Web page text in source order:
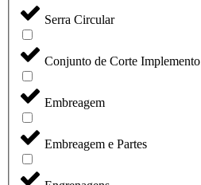
Serra Circular
Conjunto de Corte Implemento
Embreagem
Embreagem e Partes